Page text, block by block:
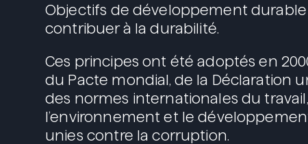
Objectifs de développement durable
contribuer à la durabilité.
Ces principes ont été adoptés en
du Pacte mondial, de la Déclaration
des normes internationales du
l’environnement et le
unies contre la corruption.